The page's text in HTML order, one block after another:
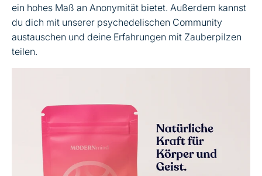
ein hohes Maß an Anonymität bietet. Außerdem kannst
du dich mit unserer psychedelischen Community
austauschen und deine Erfahrungen mit Zauberpilzen
teilen.